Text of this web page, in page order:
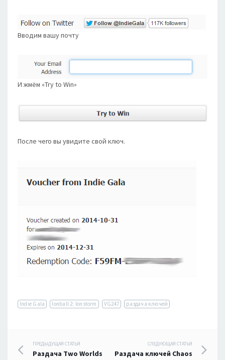
Вводим вашу почту
И жмём «Try to Win»
После чего вы увидите свой ключ.
Indie Gala Ionball 2: Ionstorm VG247 раздача ключей
Навигация
ПРЕДЫДУЩАЯ СТАТЬЯ
Раздача Two Worlds
СЛЕДУЮЩАЯ СТАТЬЯ
Раздача ключей Chaos